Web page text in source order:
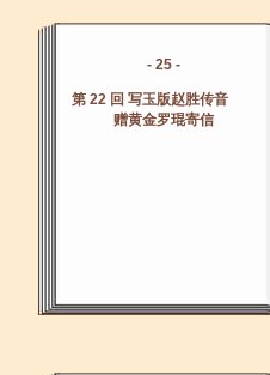
- 25 -
第 22 回 写玉版赵胜传音
赠黄金罗琨寄信